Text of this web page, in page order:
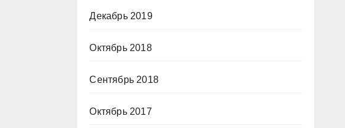
Декабрь 2019
Октябрь 2018
Сентябрь 2018
Октябрь 2017